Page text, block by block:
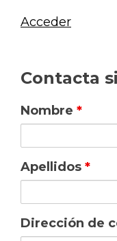
Acceder
Contacta
Nombre *
Apellidos *
Dirección de